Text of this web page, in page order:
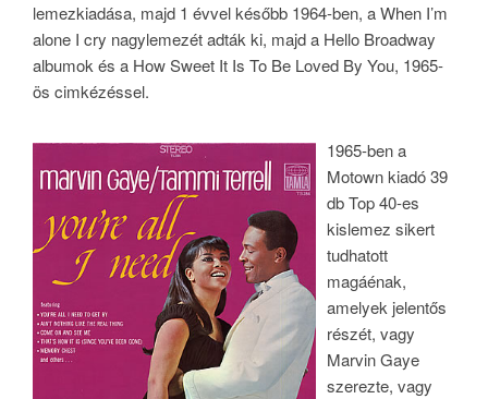
lemezkiadása, majd 1 évvel később 1964-ben, a When I’m
alone I cry nagylemezét adták ki, majd a Hello Broadway
albumok és a How Sweet It Is To Be Loved By You, 1965-
ös cimkézéssel.
1965-ben a
Motown kiadó 39
db Top 40-es
kislemez sikert
tudhatott
magáénak,
amelyek jelentős
részét, vagy
Marvin Gaye
szerezte, vagy